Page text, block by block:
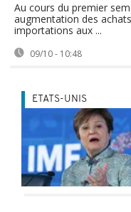
Au cours du premier
augmentation des
importations aux ...
09/10 - 10:48
ETATS-UNIS